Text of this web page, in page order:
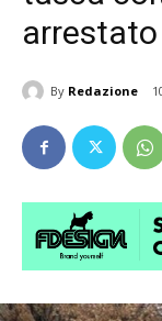
arrestato
By Redazione